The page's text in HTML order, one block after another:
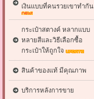
เงินแบบที่คนรวยเขาทำกัน
กระเป๋าสตางค์ หลากแบบ
หลายสีและวิธีเลือกซื้อ
กระเป๋าให้ถูกใจ
สินค้าของแท้ มีคุณภาพ
บริการหลังการขาย